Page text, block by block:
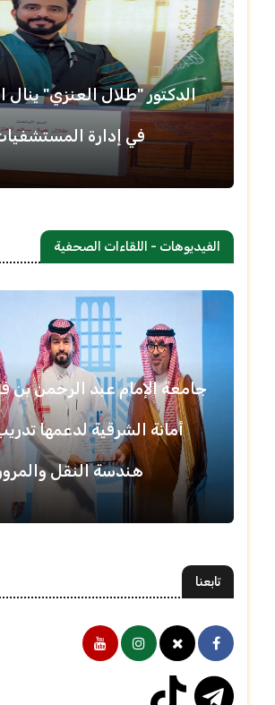
الدكتور "طلال العنزي" ينال
في إدارة المستشفيات
الفيديوهات - اللقاءات الصحفية
جامعة الإمام عبد الرحمن بن
أمانة الشرقية لدعمها
هندسة النقل والمرور
تابعنا